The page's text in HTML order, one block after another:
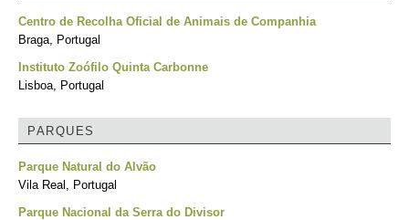
Centro de Recolha Oficial de Animais de Companhia
Braga, Portugal
Instituto Zoófilo Quinta Carbonne
Lisboa, Portugal
PARQUES
Parque Natural do Alvão
Vila Real, Portugal
Parque Nacional da Serra do Divisor